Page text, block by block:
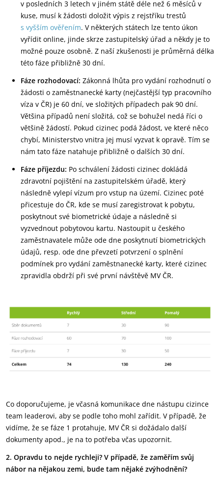
v posledních 3 letech v jiném státě déle než 6 měsíců v
kuse, musí k žádosti doložit výpis z rejstříku trestů
s vyšším ověřením. V některých státech lze tento úkon
vyřídit online, jinde skrze zastupitelský úřad a někdy je to
možné pouze osobně. Z naší zkušenosti je průměrná délka
této fáze přibližně 30 dní.
Fáze rozhodovací: Zákonná lhůta pro vydání rozhodnutí o
žádosti o zaměstnanecké karty (nejčastější typ pracovního
víza v ČR) je 60 dní, ve složitých případech pak 90 dní.
Většina případů není složitá, což se bohužel nedá říci o
většině žádostí. Pokud cizinec podá žádost, ve které něco
chybí, Ministerstvo vnitra jej musí vyzvat k opravě. Tím se
nám tato fáze natahuje přibližně o dalších 30 dní.
Fáze příjezdu: Po schválení žádosti cizinec dokládá
zdravotní pojištění na zastupitelském úřadě, který
následně vylepí vízum pro vstup na území. Cizinec poté
přicestuje do ČR, kde se musí zaregistrovat k pobytu,
poskytnout své biometrické údaje a následně si
vyzvednout pobytovou kartu. Nastoupit u českého
zaměstnavatele může ode dne poskytnutí biometrických
údajů, resp. ode dne převzetí potvrzení o splnění
podmínek pro vydání zaměstnanecké karty, které cizinec
zpravidla obdrží při své první návštěvě MV ČR.
Co doporučujeme, je včasná komunikace dne nástupu cizince
team leaderovi, aby se podle toho mohl zařídit. V případě, že
vidíme, že se fáze 1 protahuje, MV ČR si dožádalo další
dokumenty apod., je na to potřeba včas upozornit.
2. Opravdu to nejde rychleji? V případě, že zaměřím svůj
nábor na nějakou zemi, bude tam nějaké zvýhodnění?